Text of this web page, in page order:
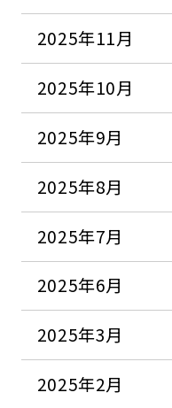
2025年11月
2025年10月
2025年9月
2025年8月
2025年7月
2025年6月
2025年3月
2025年2月